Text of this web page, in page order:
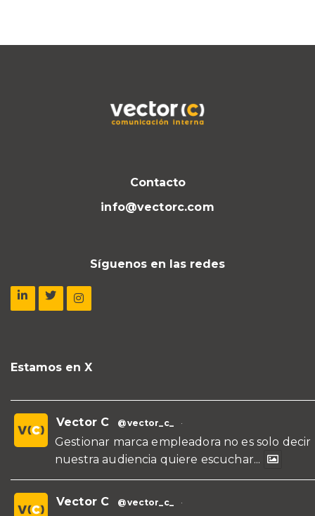
Contacto
info@vectorc.com
Síguenos en las redes
Estamos en X
Vector C @vector_c_ ·
Gestionar marca empleadora no es solo
nuestra audiencia quiere escuchar...
Vector C @vector_c_ ·